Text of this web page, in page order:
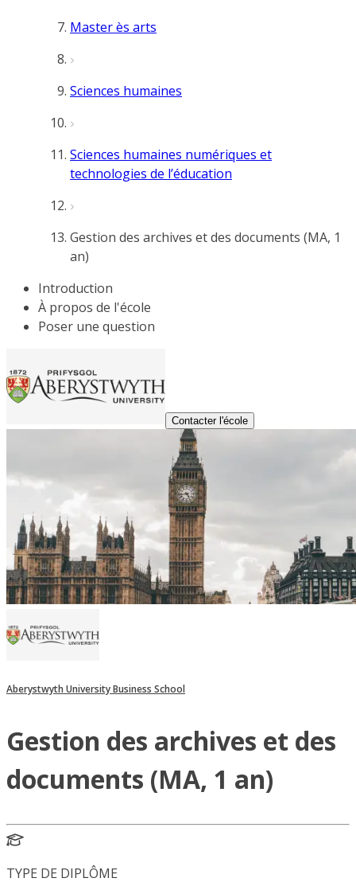
Master ès arts
Sciences humaines
Sciences humaines numériques et
technologies de l’éducation
Gestion des archives et des documents (MA, 1
an)
Introduction
À propos de l'école
Poser une question
Contacter l'école
Aberystwyth University Business School
Gestion des archives et des
documents (MA, 1 an)
TYPE DE DIPLÔME